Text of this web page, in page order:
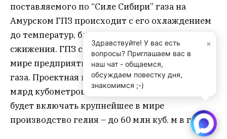
поставляемого по “Силе Сибири” газа на
Амурском ГПЗ происходит с его охлаждением
до температур, близких в температуре
сжижения. ГПЗ станет одним из крупнейших в
мире предприятий по переработке природного
газа. Проектная мощность завода составит 42
млрд кубометров газа в год. Предприятие
будет включать крупнейшее в мире
производство гелия – до 60 млн куб. м в год.
×
Здравствуйте! У вас есть
вопросы? Приглашаем вас в
наш чат - общаемся,
обсуждаем повестку дня,
знакомимся ;-)